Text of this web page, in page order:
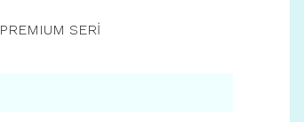
PREMIUM SERİ